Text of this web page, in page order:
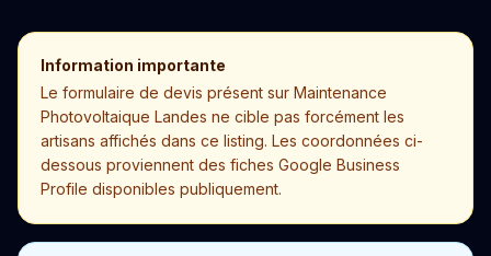
Information importante
Le formulaire de devis présent sur Maintenance
Photovoltaique Landes ne cible pas forcément les
artisans affichés dans ce listing. Les coordonnées ci-
dessous proviennent des fiches Google Business
Profile disponibles publiquement.